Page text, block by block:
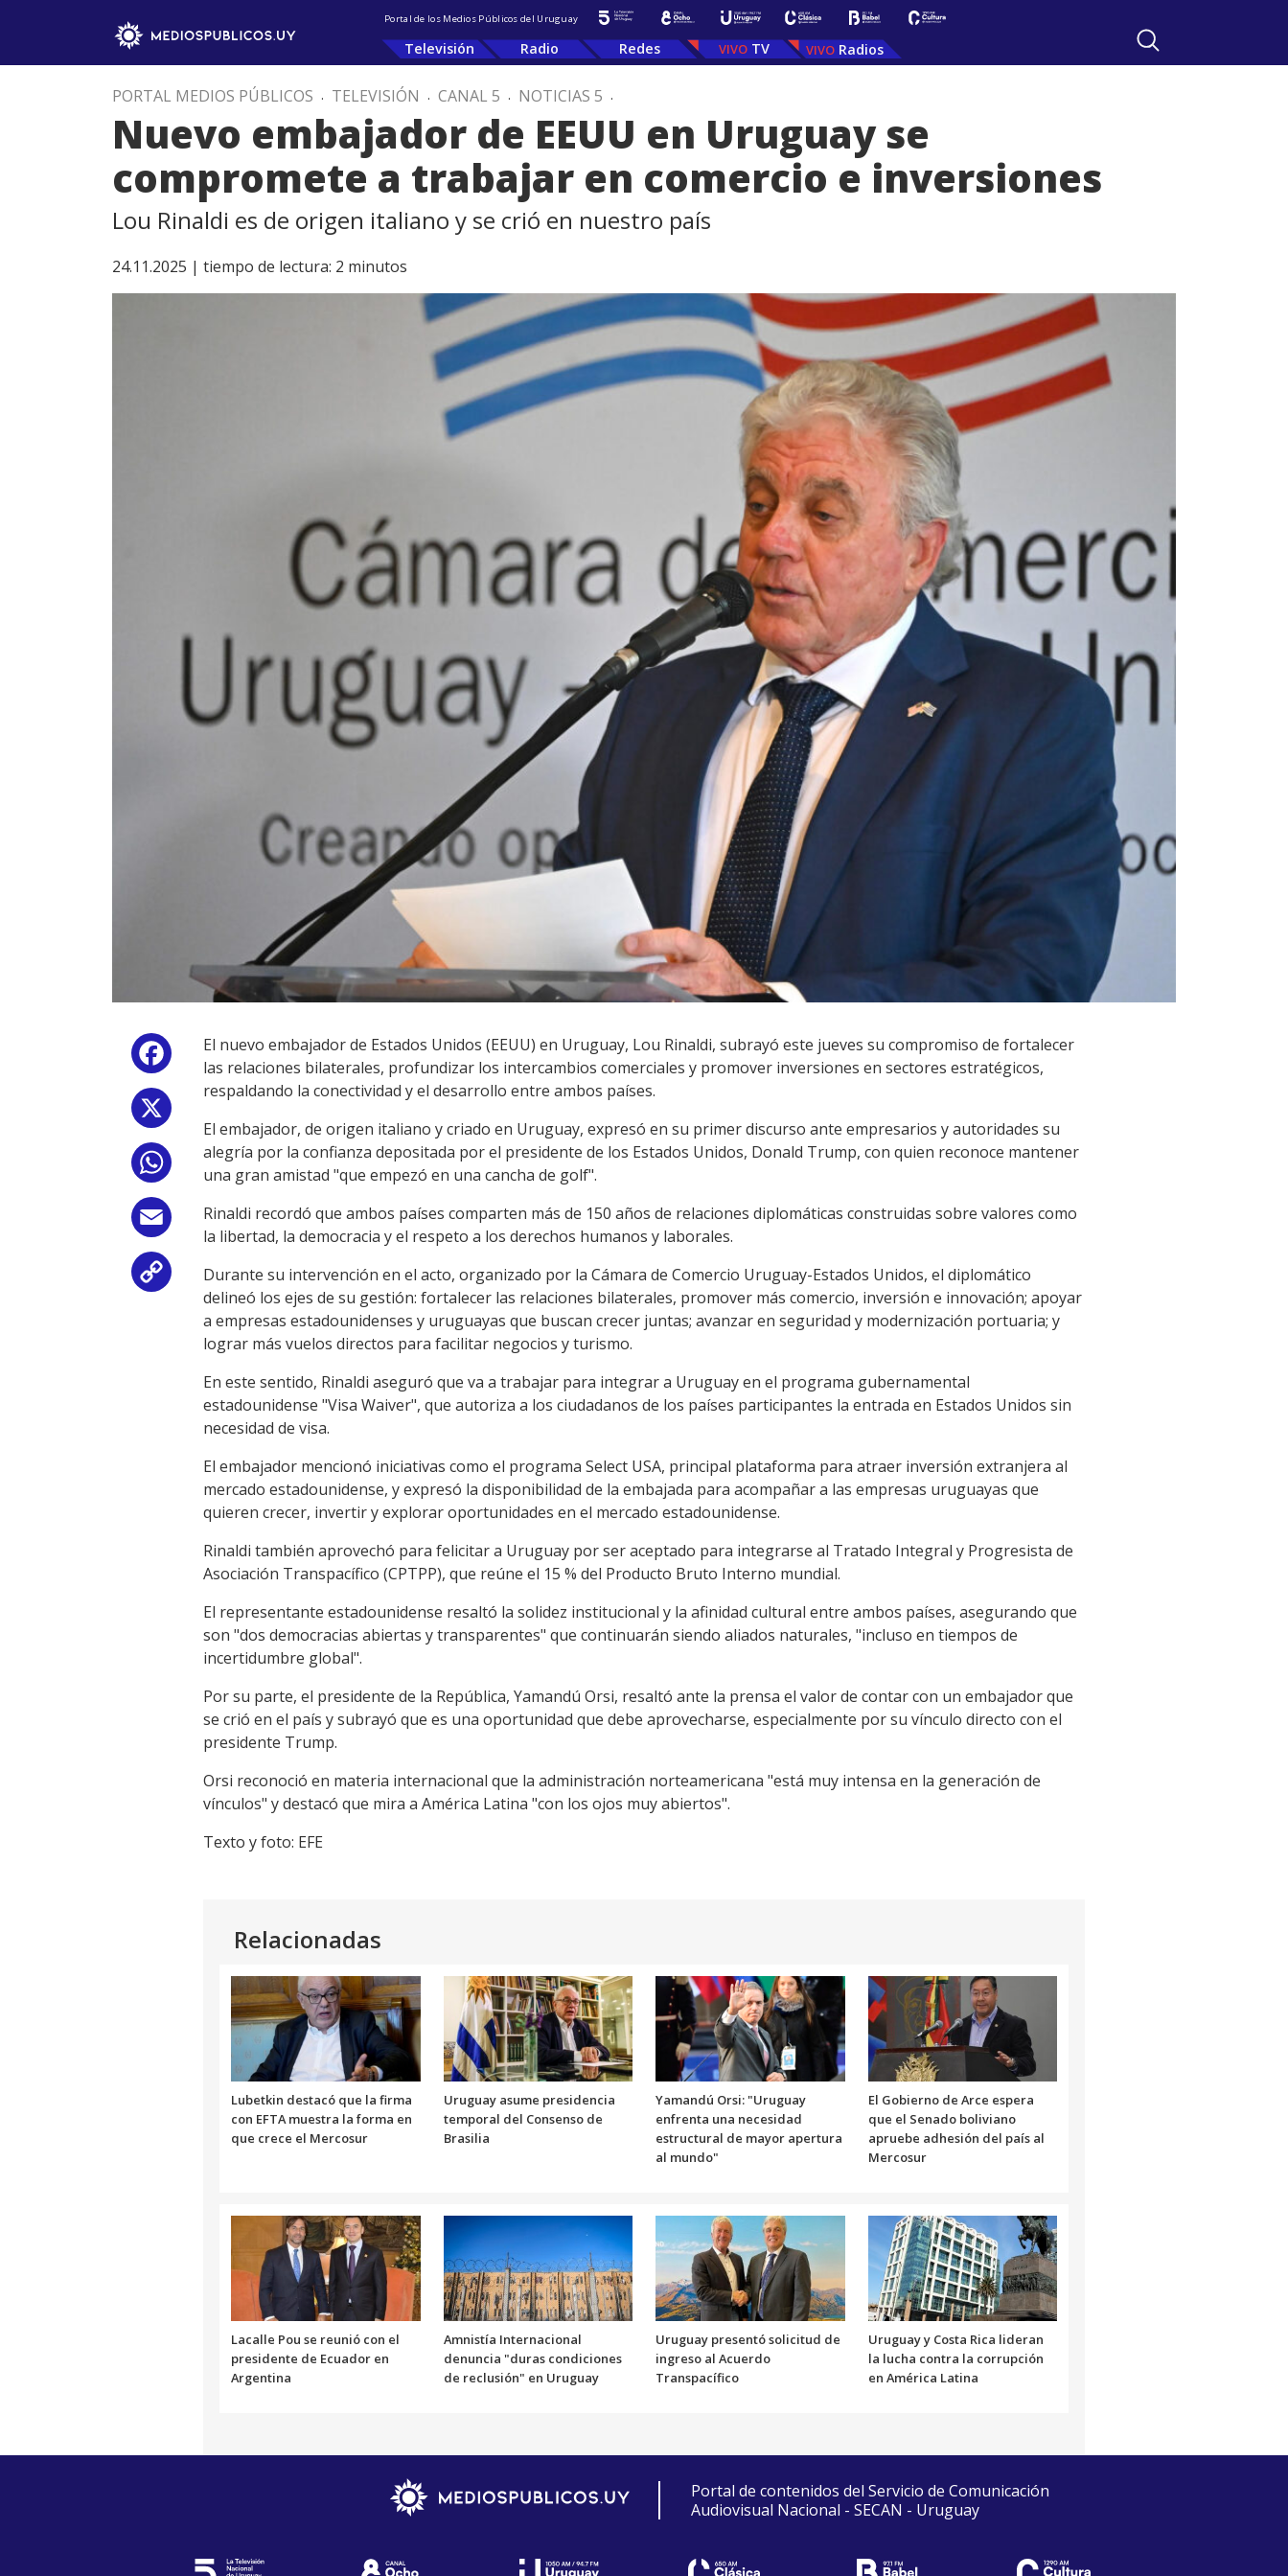
Portal de los Medios Públicos del Uruguay
Televisión Radio Redes TV Radios
PORTAL MEDIOS PÚBLICOS . TELEVISIÓN . CANAL 5 . NOTICIAS 5 .
Nuevo embajador de EEUU en Uruguay se
compromete a trabajar en comercio e inversiones
Lou Rinaldi es de origen italiano y se crió en nuestro país
24.11.2025 | tiempo de lectura: 2 minutos
Facebook
WhatsApp
Email
Copy
Link
El nuevo embajador de Estados Unidos (EEUU) en Uruguay, Lou Rinaldi, subrayó este jueves su compromiso de fortalecer
las relaciones bilaterales, profundizar los intercambios comerciales y promover inversiones en sectores estratégicos,
respaldando la conectividad y el desarrollo entre ambos países.
El embajador, de origen italiano y criado en Uruguay, expresó en su primer discurso ante empresarios y autoridades su
alegría por la confianza depositada por el presidente de los Estados Unidos, Donald Trump, con quien reconoce mantener
una gran amistad "que empezó en una cancha de golf".
Rinaldi recordó que ambos países comparten más de 150 años de relaciones diplomáticas construidas sobre valores como
la libertad, la democracia y el respeto a los derechos humanos y laborales.
Durante su intervención en el acto, organizado por la Cámara de Comercio Uruguay-Estados Unidos, el diplomático
delineó los ejes de su gestión: fortalecer las relaciones bilaterales, promover más comercio, inversión e innovación; apoyar
a empresas estadounidenses y uruguayas que buscan crecer juntas; avanzar en seguridad y modernización portuaria; y
lograr más vuelos directos para facilitar negocios y turismo.
En este sentido, Rinaldi aseguró que va a trabajar para integrar a Uruguay en el programa gubernamental
estadounidense "Visa Waiver", que autoriza a los ciudadanos de los países participantes la entrada en Estados Unidos sin
necesidad de visa.
El embajador mencionó iniciativas como el programa Select USA, principal plataforma para atraer inversión extranjera al
mercado estadounidense, y expresó la disponibilidad de la embajada para acompañar a las empresas uruguayas que
quieren crecer, invertir y explorar oportunidades en el mercado estadounidense.
Rinaldi también aprovechó para felicitar a Uruguay por ser aceptado para integrarse al Tratado Integral y Progresista de
Asociación Transpacífico (CPTPP), que reúne el 15 % del Producto Bruto Interno mundial.
El representante estadounidense resaltó la solidez institucional y la afinidad cultural entre ambos países, asegurando que
son "dos democracias abiertas y transparentes" que continuarán siendo aliados naturales, "incluso en tiempos de
incertidumbre global".
Por su parte, el presidente de la República, Yamandú Orsi, resaltó ante la prensa el valor de contar con un embajador que
se crió en el país y subrayó que es una oportunidad que debe aprovecharse, especialmente por su vínculo directo con el
presidente Trump.
Orsi reconoció en materia internacional que la administración norteamericana "está muy intensa en la generación de
vínculos" y destacó que mira a América Latina "con los ojos muy abiertos".
Texto y foto: EFE
Relacionadas
Lubetkin destacó que la firma
con EFTA muestra la forma en
que crece el Mercosur
Uruguay asume presidencia
temporal del Consenso de
Brasilia
Yamandú Orsi: "Uruguay
enfrenta una necesidad
estructural de mayor apertura
al mundo"
El Gobierno de Arce espera
que el Senado boliviano
apruebe adhesión del país al
Mercosur
Lacalle Pou se reunió con el
presidente de Ecuador en
Argentina
Amnistía Internacional
denuncia "duras condiciones
de reclusión" en Uruguay
Uruguay presentó solicitud de
ingreso al Acuerdo
Transpacífico
Uruguay y Costa Rica lideran
la lucha contra la corrupción
en América Latina
Portal de contenidos del Servicio de Comunicación
Audiovisual Nacional - SECAN - Uruguay